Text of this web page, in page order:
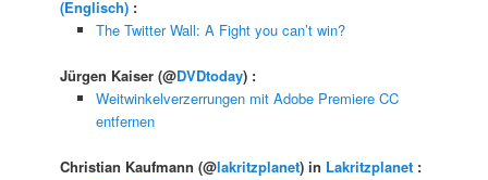
(Englisch) :
The Twitter Wall: A Fight you can’t win?
Jürgen Kaiser(@DVDtoday) :
Weitwinkelverzerrungen mit Adobe Premiere CC
entfernen
Christian Kaufmann(@lakritzplanet) in Lakritzplanet :